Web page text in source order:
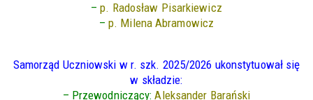
–p. Radosław Pisarkiewicz
–p. Milena Abramowicz
Samorząd Uczniowski w r. szk. 2025/2026 ukonstytuował się
w składzie:
– Przewodniczący:Aleksander Barański